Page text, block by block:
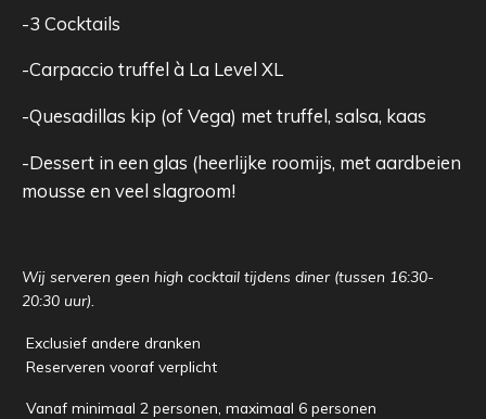
-3 Cocktails
-Carpaccio truffel à La Level XL
-Quesadillas kip (of Vega) met truffel, salsa, kaas
-Dessert in een glas (heerlijke roomijs, met aardbeien
mousse en veel slagroom!
Wij serveren geen high cocktail tijdens diner (tussen 16:30-
20:30 uur).
Exclusief andere dranken
Reserveren vooraf verplicht
Vanaf minimaal 2 personen, maximaal 6 personen